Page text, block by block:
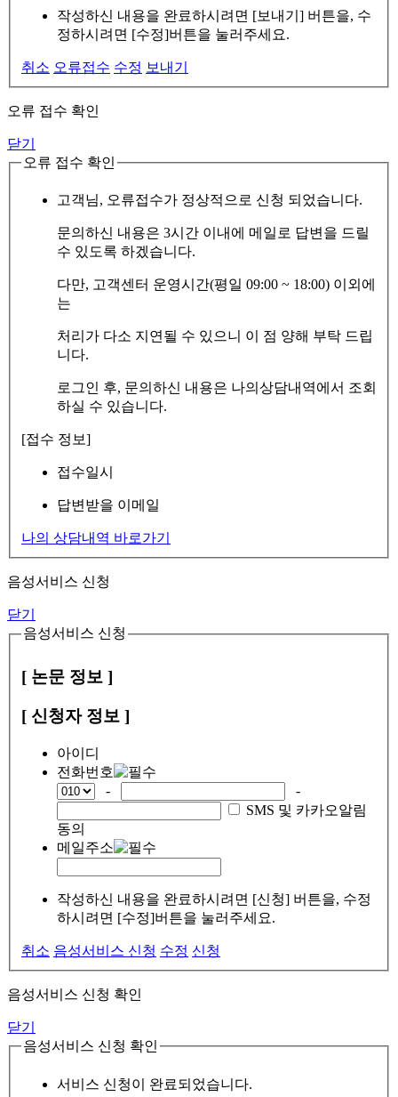
작성하신 내용을 완료하시려면 [보내기] 버튼을, 수
정하시려면 [수정]버튼을 눌러주세요.
취소 오류접수 수정 보내기
오류 접수 확인
닫기
오류 접수 확인
고객님, 오류접수가 정상적으로 신청 되었습니다.
문의하신 내용은 3시간 이내에 메일로 답변을 드릴
수 있도록 하겠습니다.
다만, 고객센터 운영시간(평일 09:00 ~ 18:00) 이외에
는
처리가 다소 지연될 수 있으니 이 점 양해 부탁 드립
니다.
로그인 후, 문의하신 내용은 나의상담내역에서 조회
하실 수 있습니다.
[접수 정보]
접수일시
답변받을 이메일
나의 상담내역 바로가기
음성서비스 신청
닫기
음성서비스 신청
[ 논문 정보 ]
[ 신청자 정보 ]
아이디
전화번호
-
-
SMS 및 카카오알림
동의
메일주소
작성하신 내용을 완료하시려면 [신청] 버튼을, 수정
하시려면 [수정]버튼을 눌러주세요.
취소 음성서비스 신청 수정 신청
음성서비스 신청 확인
닫기
음성서비스 신청 확인
서비스 신청이 완료되었습니다.